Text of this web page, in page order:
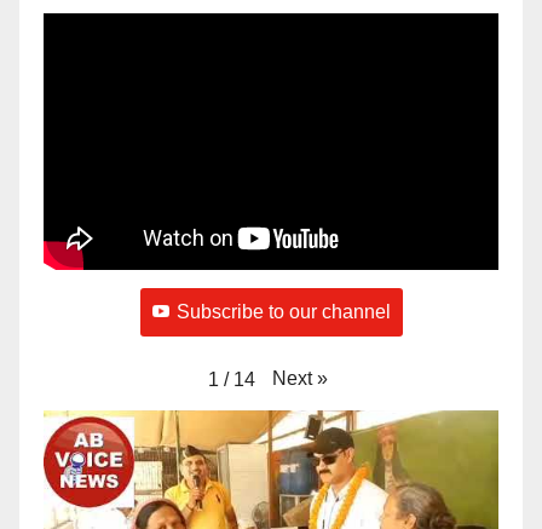
Subscribe to our channel
1 / 14 Next »